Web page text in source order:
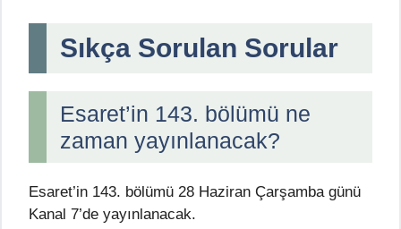
Sıkça Sorulan Sorular
Esaret’in 143. bölümü ne
zaman yayınlanacak?
Esaret’in 143. bölümü 28 Haziran Çarşamba günü
Kanal 7’de yayınlanacak.